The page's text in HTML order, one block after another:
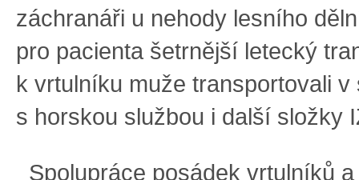
záchranáři u nehody lesního
pro pacienta šetrnější letecký
k vrtulníku muže transportovali v
s horskou službou i další složky
Spolupráce posádek vrtulníků